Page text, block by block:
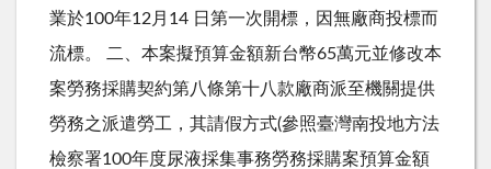
業於100年12月14 日第一次開標，因無廠商投標而
流標。 二、本案擬預算金額新台幣65萬元並修改本
案勞務採購契約第八條第十八款廠商派至機關提供
勞務之派遣勞工，其請假方式(參照臺灣南投地方法
檢察署100年度尿液採集事務勞務採購案預算金額